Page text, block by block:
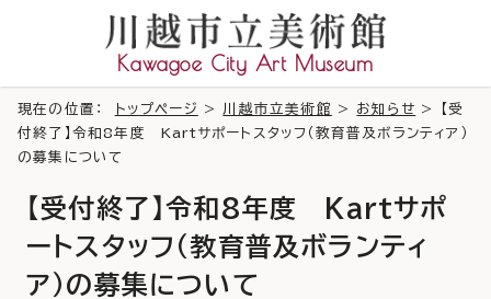
Kawagoe City Art Museum
現在の位置： トップページ > 川越市立美術館 > お知らせ > 【受
付終了】令和8年度 Kartサポートスタッフ（教育普及ボランティア）
の募集について
【受付終了】令和8年度 Kartサポ
ートスタッフ（教育普及ボランティ
ア）の募集について